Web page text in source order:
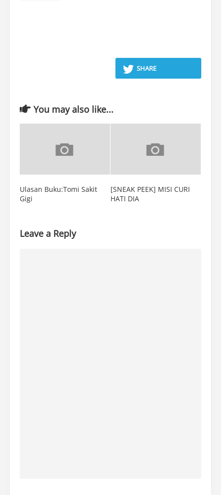
SHARE
You may also like...
Ulasan Buku:Tomi Sakit
Gigi
[SNEAK PEEK] MISI CURI
HATI DIA
Leave a Reply